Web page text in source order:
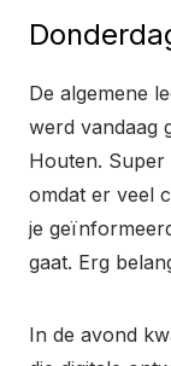
De algemene
werd vandaag
Houten. Super
omdat er veel
je
gaat. Erg
In de avond